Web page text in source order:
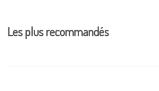
Les plus recommandés